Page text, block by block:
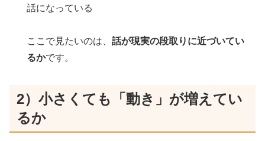
話になっている
ここで見たいのは、話が現実の段取りに近づいてい
るかです。
2）小さくても「動き」が増えてい
るか